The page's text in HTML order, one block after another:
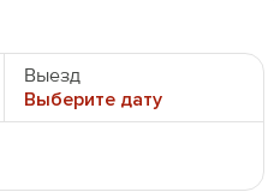
Выезд
Выберите дату